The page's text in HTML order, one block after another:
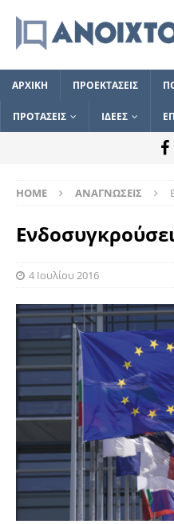
ΑΡΧΙΚΗ ΠΡΟΕΚΤΑΣΕΙΣ
ΠΡΟΤΑΣΕΙΣ ΙΔΕΕΣ
HOME ΑΝΑΓΝΩΣΕΙΣ
4 Ιουλίου 2016